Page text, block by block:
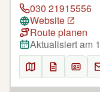
030 21915556
Website
Route planen
Aktualisiert am